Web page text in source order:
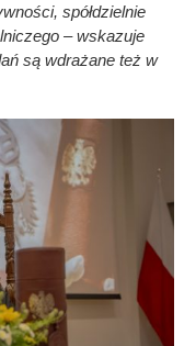
spółdzielnie
– wskazuje
są wdrażane też w